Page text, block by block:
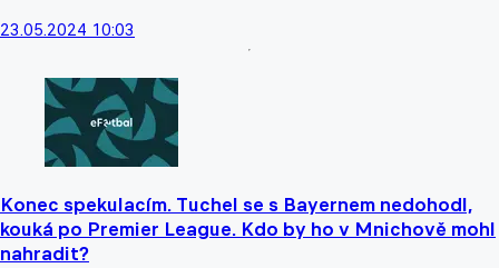
23.05.2024 10:03
Konec spekulacím. Tuchel se s Bayernem nedohodl,
kouká po Premier League. Kdo by ho v Mnichově mohl
nahradit?